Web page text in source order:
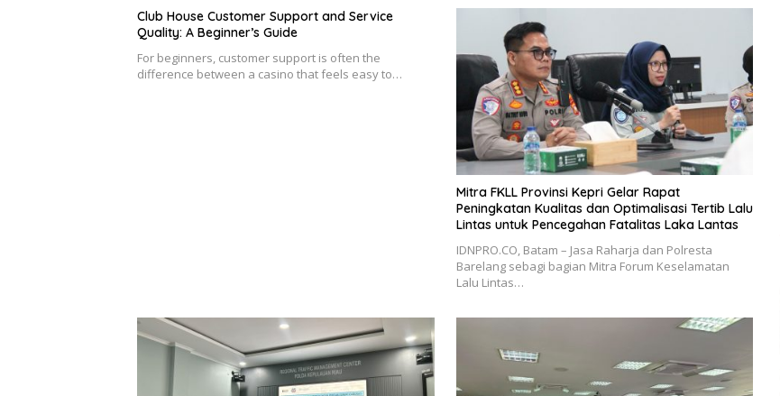
Club House Customer Support and Service
Quality: A Beginner’s Guide
For beginners, customer support is often the
difference between a casino that feels easy to…
Mitra FKLL Provinsi Kepri Gelar Rapat
Peningkatan Kualitas dan Optimalisasi Tertib Lalu
Lintas untuk Pencegahan Fatalitas Laka Lantas
IDNPRO.CO, Batam – Jasa Raharja dan Polresta
Barelang sebagi bagian Mitra Forum Keselamatan
Lalu Lintas…